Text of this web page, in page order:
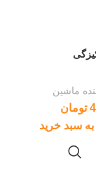
ماشین
تومان
به سبد خرید